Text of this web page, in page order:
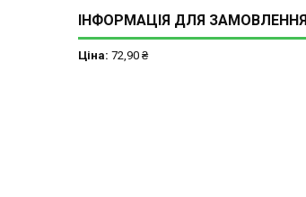
ІНФОРМАЦІЯ ДЛЯ ЗАМОВЛЕННЯ
Ціна: 72,90 ₴